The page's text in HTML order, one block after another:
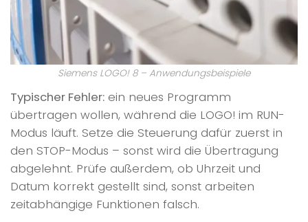
Siemens LOGO! 8 – Anwendungsbeispiele
Typischer Fehler: ein neues Programm
übertragen wollen, während die LOGO! im RUN-
Modus läuft. Setze die Steuerung dafür zuerst in
den STOP-Modus – sonst wird die Übertragung
abgelehnt. Prüfe außerdem, ob Uhrzeit und
Datum korrekt gestellt sind, sonst arbeiten
zeitabhängige Funktionen falsch.